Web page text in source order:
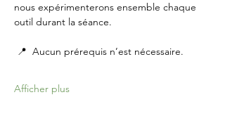
nous expérimenterons ensemble chaque
outil durant la séance.
📍  Aucun prérequis n’est nécessaire.
Afficher plus